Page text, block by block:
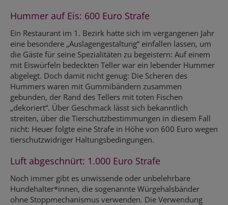
Hummer auf Eis: 600 Euro Strafe
Ein Restaurant im 1. Bezirk hatte sich im vergangenen Jahr
eine besondere „Auslagengestaltung“ einfallen lassen, um
die Gäste für seine Spezialitäten zu begeistern: Auf einem
mit Eiswürfeln bedeckten Teller war ein lebender Hummer
abgelegt. Doch damit nicht genug: Die Scheren des
Hummers waren mit Gummibändern zusammen
gebunden, der Rand des Tellers mit toten Fischen
„dekoriert“. Über Geschmack lässt sich bekanntlich
streiten, über die Tierschutzbestimmungen in diesem Fall
nicht: Heuer folgte eine Strafe in Höhe von 600 Euro wegen
tierschutzwidriger Haltungsbedingungen.
Luft abgeschnürt: 1.000 Euro Strafe
Noch immer gibt es unwissende oder unbelehrbare
Hundehalter*innen, die sogenannte Würgehalsbänder
ohne Stoppmechanismus verwenden. Die Verwendung